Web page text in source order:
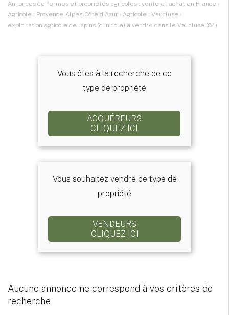
Annonces de fermes et propriétés agricoles : vente et achat en France ›
Agricole : Provence-Alpes-Côte d'Azur › Agricole : Vaucluse ›
exploitation agricole de lapins (cunicole) à vendre dans le Vaucluse (84)
Vous êtes à la recherche de ce
type de propriété
ACQUÉREURS
CLIQUEZ ICI
Vous souhaitez vendre ce type de
propriété
VENDEURS
CLIQUEZ ICI
Aucune annonce ne correspond à vos critères de
recherche